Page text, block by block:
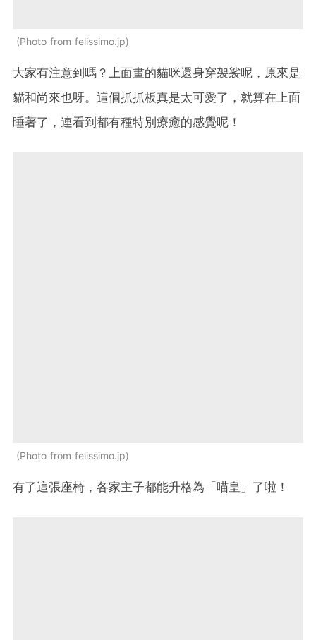
Photo from felissimo.jp
大家有注意到嗎？上面畫的貓咪還身穿袈裟呢，原來是
貓和尚來也呀。這個抓抓板真是太可愛了，就算在上面
睡著了，連看到都有種特別療癒的感覺呢！
Photo from felissimo.jp
有了這張座椅，各家主子都能升格為「喵皇」了啦！